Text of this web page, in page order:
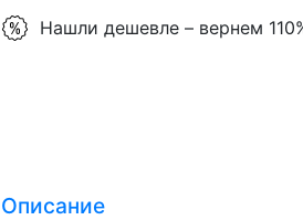
Нашли дешевле – вернем
Описание